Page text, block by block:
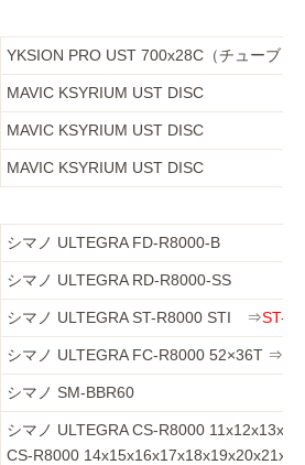
YKSION PRO UST 700x28C（チューブレ
MAVIC KSYRIUM UST DISC
MAVIC KSYRIUM UST DISC
MAVIC KSYRIUM UST DISC
シマノ ULTEGRA FD-R8000-B
シマノ ULTEGRA RD-R8000-SS
シマノ ULTEGRA ST-R8000 STI ⇒ST-
シマノ ULTEGRA FC-R8000 52×36T ⇒
シマノ SM-BBR60
シマノ ULTEGRA CS-R8000
CS-R8000